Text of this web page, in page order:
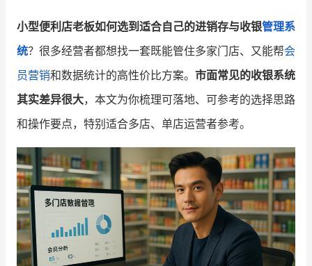
新零售资讯
培训课程
增长俱乐部
增长俱乐部 有赞商盟
商家社区 社群交流
小型便利店老板如何选到适合自己的进销存与收银管理系
统？很多经营者都想找一套既能管住多家门店、又能帮会
员营销和数据统计的高性价比方案。 市面常见的收银系统
其实差异很大，本文为你梳理可落地、可参考的选择思路
和操作要点，特别适合多店、单店运营者参考。